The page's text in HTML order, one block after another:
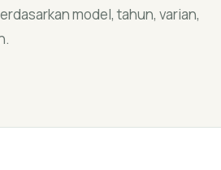
model, tahun, varian,